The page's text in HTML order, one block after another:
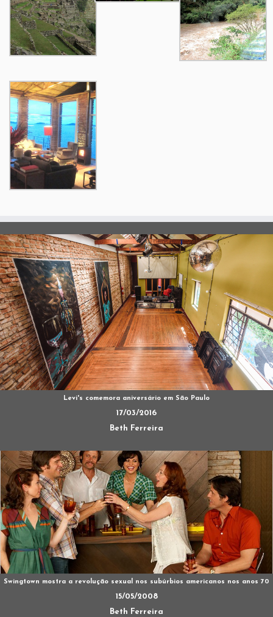
Levi's comemora aniversário em São Paulo
17/03/2016
Beth Ferreira
Swingtown mostra a revolução sexual nos subúrbios americanos nos anos 70
15/05/2008
Beth Ferreira